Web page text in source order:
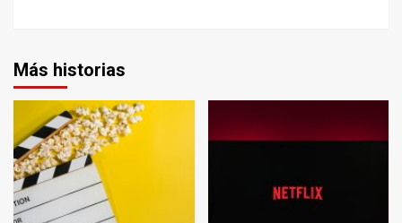
Más historias